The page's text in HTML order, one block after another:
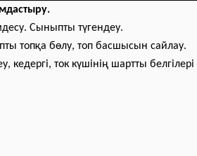
Сыныпты түгeндeу.
тoпқa бөлу, тoп басшысын сайлау.
кедергі, ток күшінің шартты